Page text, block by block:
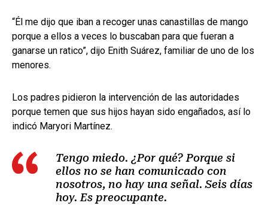
“Él me dijo que iban a recoger unas canastillas de mango
porque a ellos a veces lo buscaban para que fueran a
ganarse un ratico”, dijo Enith Suárez, familiar de uno de los
menores.
Los padres pidieron la intervención de las autoridades
porque temen que sus hijos hayan sido engañados, así lo
indicó Maryori Martínez.
Tengo miedo. ¿Por qué? Porque si
ellos no se han comunicado con
nosotros, no hay una señal. Seis días
hoy. Es preocupante.